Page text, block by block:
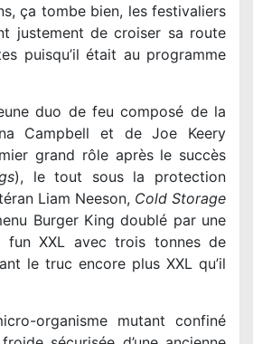
ça tombe bien, les festivaliers
justement de croiser sa route
puisqu’il était au programme
duo de feu composé de la
Campbell et de Joe Keery
grand rôle après le succès
), le tout sous la protection
Liam Neeson, Cold Storage
Burger King doublé par une
XXL avec trois tonnes de
le truc encore plus XXL qu’il
organisme mutant confiné